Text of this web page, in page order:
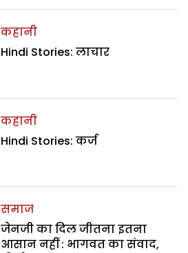
कहानी
Hindi Stories: लाचार
कहानी
Hindi Stories: कर्ज
समाज
जेनजी का दिल जीतना इतना
आसान नहीं : भागवत का संवाद,